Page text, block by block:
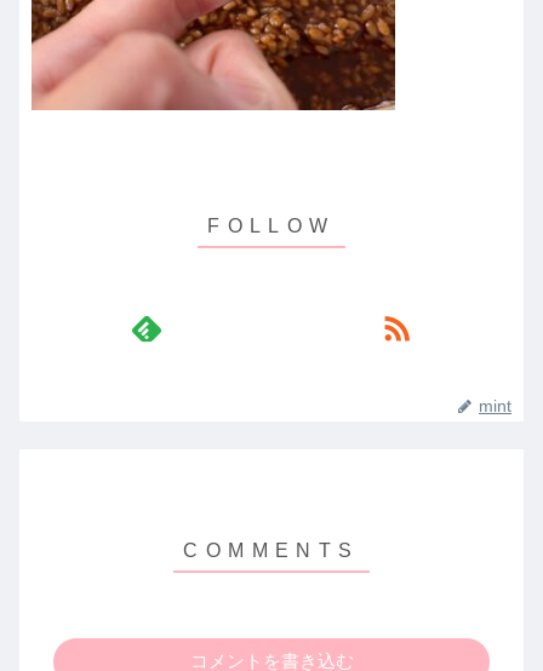
mint
コメントを書き込む